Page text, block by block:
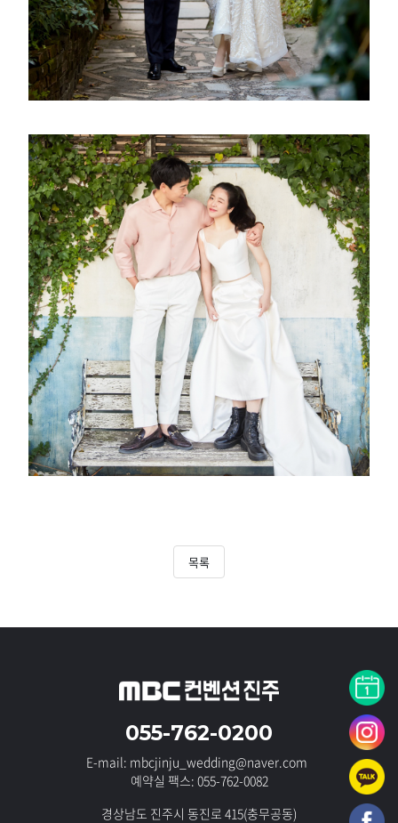
목록
055-762-0200
E-mail: mbcjinju_wedding@naver.com
예약실 팩스: 055-762-0082
경상남도 진주시 동진로 415(충무공동)